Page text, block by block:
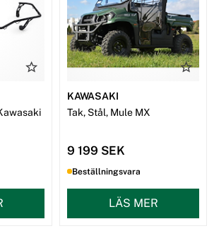
KAWASAKI
Tak, Stål, Mule MX
9 199 SEK
Beställningsvara
LÄS MER